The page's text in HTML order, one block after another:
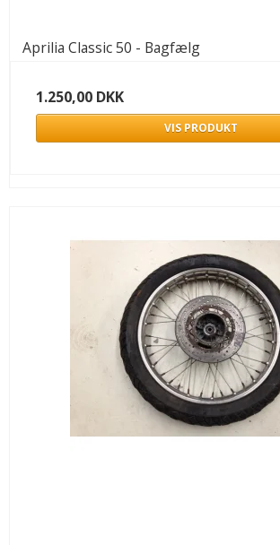
Aprilia Classic 50 - Bagfælg
1.250,00 DKK
VIS PRODUKT